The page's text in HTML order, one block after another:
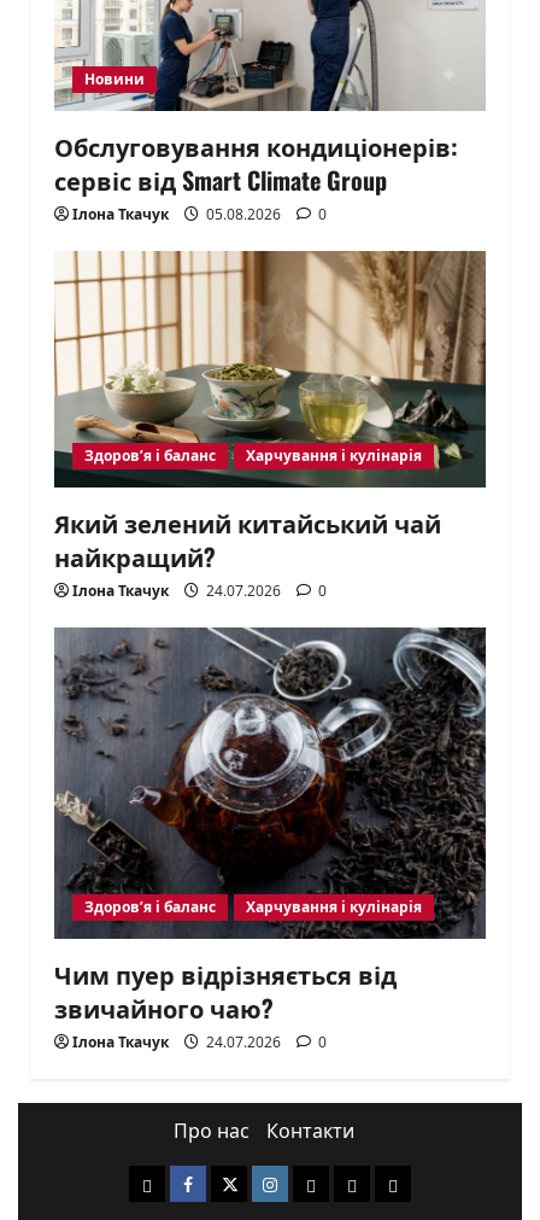
Новини
Обслуговування кондиціонерів:
сервіс від Smart Climate Group
Ілона Ткачук 05.08.2026 0
Здоров’я і баланс Харчування і кулінарія
Який зелений китайський чай
найкращий?
Ілона Ткачук 24.07.2026 0
Здоров’я і баланс Харчування і кулінарія
Чим пуер відрізняється від
звичайного чаю?
Ілона Ткачук 24.07.2026 0
Про нас Контакти
Yelp Facebook
TwitterInstagram
EmailLoginLogout